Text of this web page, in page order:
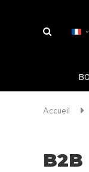
Accueil
B2B